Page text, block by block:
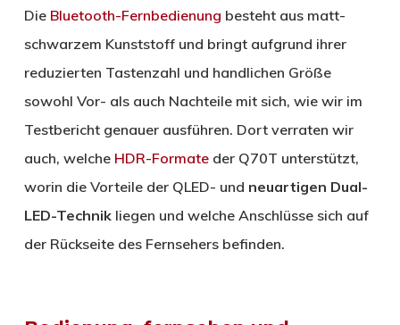
Die Bluetooth-Fernbedienung besteht aus matt-
schwarzem Kunststoff und bringt aufgrund ihrer
reduzierten Tastenzahl und handlichen Größe
sowohl Vor- als auch Nachteile mit sich, wie wir im
Testbericht genauer ausführen. Dort verraten wir
auch, welche HDR-Formateder Q70T unterstützt,
worin die Vorteile der QLED- und neuartigen Dual-
LED-Technikliegen und welche Anschlüsse sich auf
der Rückseite des Fernsehers befinden.